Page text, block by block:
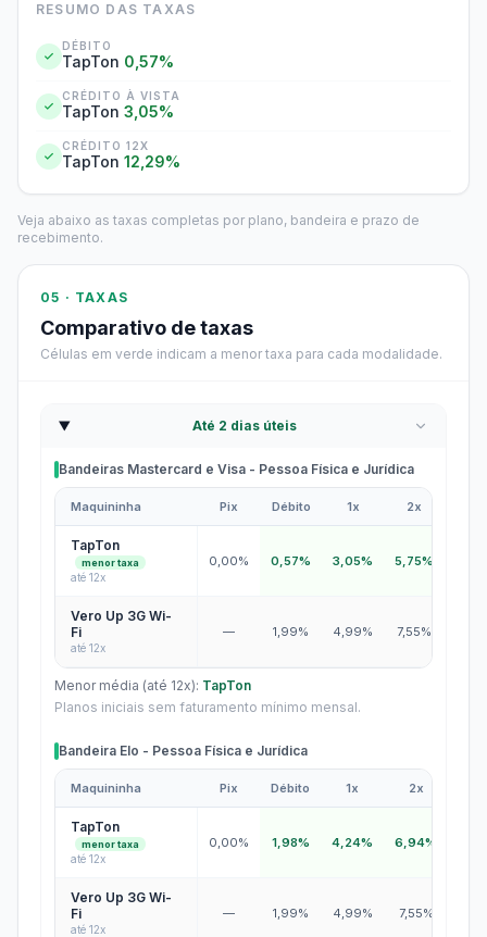
RESUMO DAS TAXAS
DÉBITO
TapTon 0,57%
CRÉDITO À VISTA
TapTon 3,05%
CRÉDITO 12X
TapTon 12,29%
Veja abaixo as taxas completas por plano, bandeira e prazo de
recebimento.
05 · TAXAS
Comparativo de taxas
Células em verde indicam a menor taxa para cada modalidade.
Até 2 dias úteis
Bandeiras Mastercard e Visa - Pessoa Física e Jurídica
Maquininha Pix Débito 1x 2x
TapTon
menor taxa
até 12x
0,00% 0,57% 3,05% 5,75%
Vero Up 3G Wi-
Fi
até 12x
— 1,99% 4,99% 7,55%
Menor média (até 12x): TapTon
Planos iniciais sem faturamento mínimo mensal.
Bandeira Elo - Pessoa Física e Jurídica
Maquininha Pix Débito 1x 2x
TapTon
menor taxa
até 12x
0,00% 1,98% 4,24% 6,94%
Vero Up 3G Wi-
Fi
até 12x
— 1,99% 4,99% 7,55%